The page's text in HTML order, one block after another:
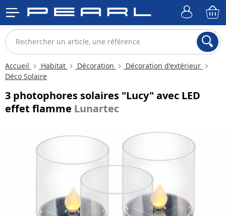
Accueil Habitat Décoration
Décoration d'extérieur
Déco Solaire
3 photophores solaires "Lucy" avec LED
effet flamme Lunartec